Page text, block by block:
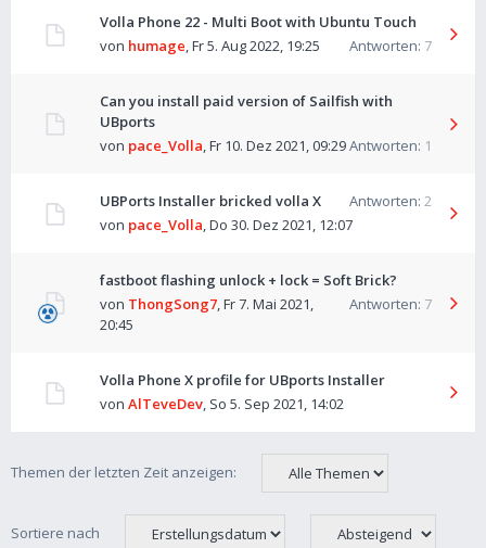
Volla Phone 22 - Multi Boot with Ubuntu Touch
Antworten: 7
von humage,Fr 5. Aug 2022, 19:25
Can you install paid version of Sailfish with
UBports
Antworten: 1
von pace_Volla,Fr 10. Dez 2021, 09:29
UBPorts Installer bricked volla X Antworten: 2
von pace_Volla,Do 30. Dez 2021, 12:07
fastboot flashing unlock + lock = Soft Brick?
Antworten: 7
von ThongSong7,Fr 7. Mai 2021,
20:45
Volla Phone X profile for UBports Installer
von AlTeveDev, So 5. Sep 2021, 14:02
Themen der letzten Zeit anzeigen:
Sortiere nach